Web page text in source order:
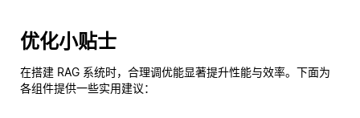
优化小贴士
在搭建 RAG 系统时，合理调优能显著提升性能与效率。下面为
各组件提供一些实用建议：